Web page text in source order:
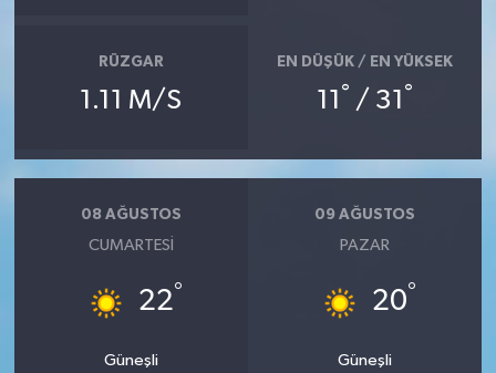
RÜZGAR
1.11 M/S
EN DÜŞÜK / EN YÜKSEK
11 ° / 31 °
08 AĞUSTOS
CUMARTESI
22°
Güneşli
09 AĞUSTOS
PAZAR
20°
Güneşli